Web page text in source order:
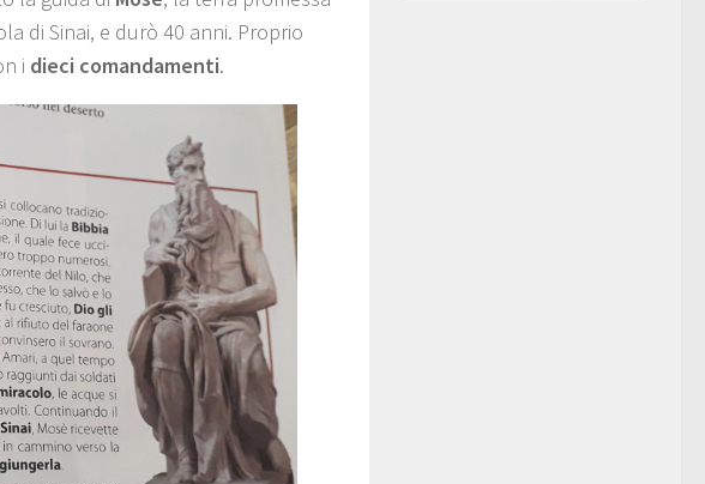
di Sinai, e durò 40 anni. Proprio
i dieci comandamenti.